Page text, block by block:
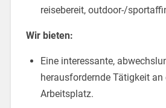
reisebereit, outdoor-/
Wir bieten:
Eine interessante,
herausfordernde Tätigkeit an
Arbeitsplatz.